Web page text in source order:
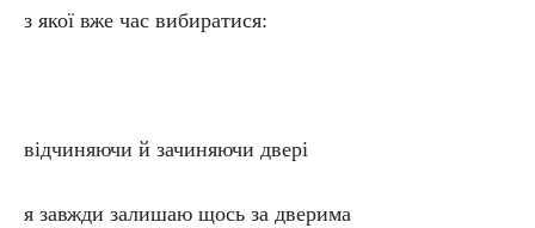
з якої вже час вибиратися:
відчиняючи й зачиняючи двері
я завжди залишаю щось за дверима